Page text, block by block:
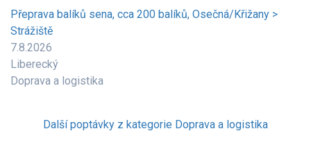
Přeprava balíků sena, cca 200 balíků, Osečná/Křižany >
Strážiště
7.8.2026
Liberecký
Doprava a logistika
Další poptávky z kategorie Doprava a logistika